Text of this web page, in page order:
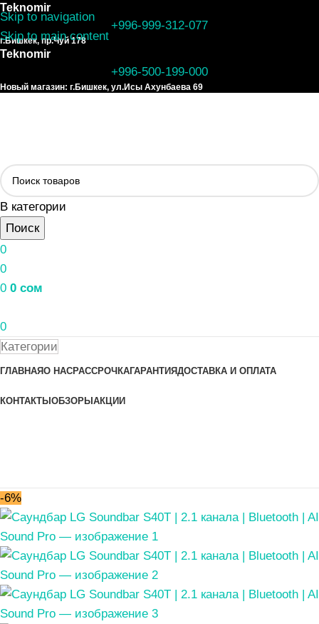
Skip to navigation
Skip to main content
Teknomir
+996-999-312-077
г.Бишкек, пр.Чуй 178
Teknomir
+996-500-199-000
Новый магазин: г.Бишкек, ул.Исы Ахунбаева 69
В категории
Поиск
0
0
0 0 сом
0
Категории
ГЛАВНАЯО НАСРАССРОЧКАГАРАНТИЯДОСТАВКА И ОПЛАТА
КОНТАКТЫ ОБЗОРЫ АКЦИИ
-6%